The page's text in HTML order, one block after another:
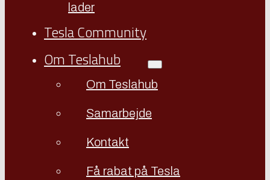
lader
Tesla Community
Om Teslahub
Om Teslahub
Samarbejde
Kontakt
Få rabat på Tesla